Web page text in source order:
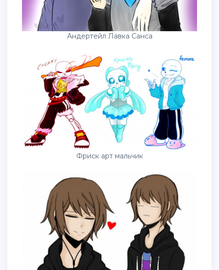
Андертейл Лавка Санса
Фриск арт мальчик